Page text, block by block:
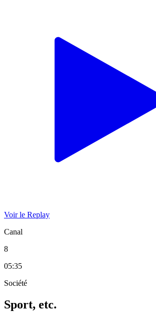
Voir le Replay
Canal
8
05:35
Société
Sport, etc.